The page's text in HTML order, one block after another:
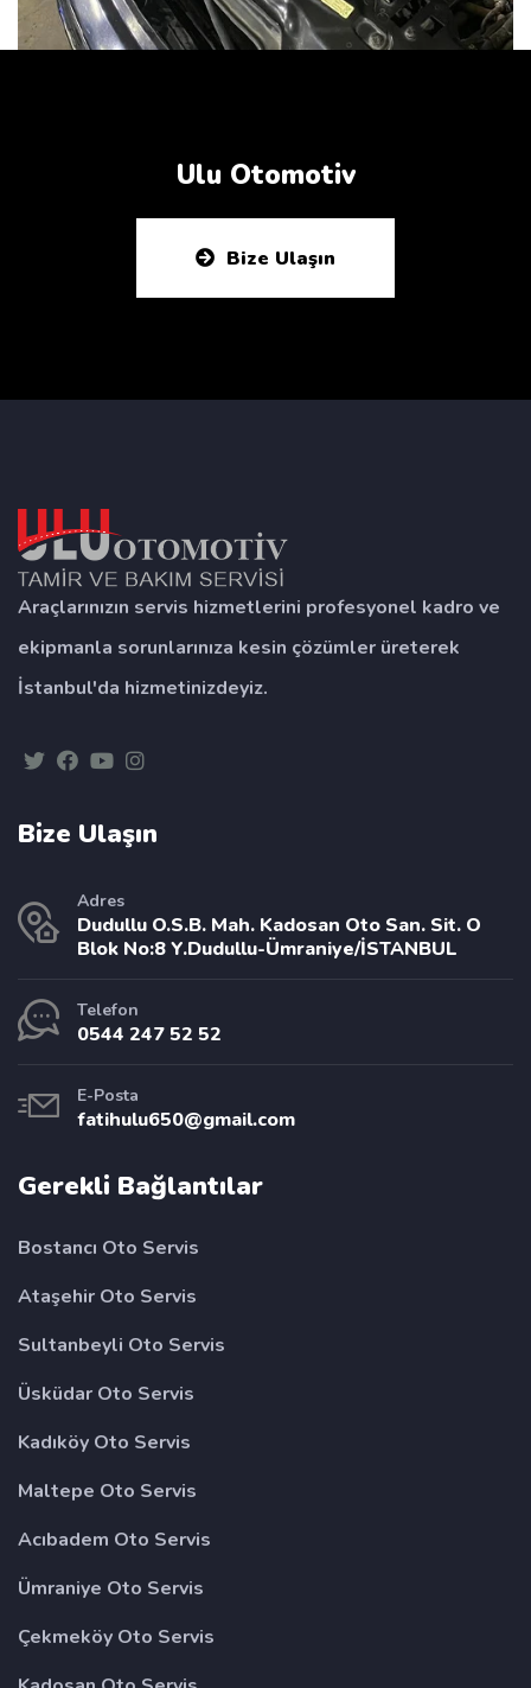
Ulu Otomotiv
Bize Ulaşın
Araçlarınızın servis hizmetlerini profesyonel kadro ve
ekipmanla sorunlarınıza kesin çözümler üreterek
İstanbul'da hizmetinizdeyiz.
Bize Ulaşın
Adres
Dudullu O.S.B. Mah. Kadosan Oto San. Sit. O
Blok No:8 Y.Dudullu-Ümraniye/İSTANBUL
Telefon
0544 247 52 52
E-Posta
fatihulu650@gmail.com
Gerekli Bağlantılar
Bostancı Oto Servis
Ataşehir Oto Servis
Sultanbeyli Oto Servis
Üsküdar Oto Servis
Kadıköy Oto Servis
Maltepe Oto Servis
Acıbadem Oto Servis
Ümraniye Oto Servis
Çekmeköy Oto Servis